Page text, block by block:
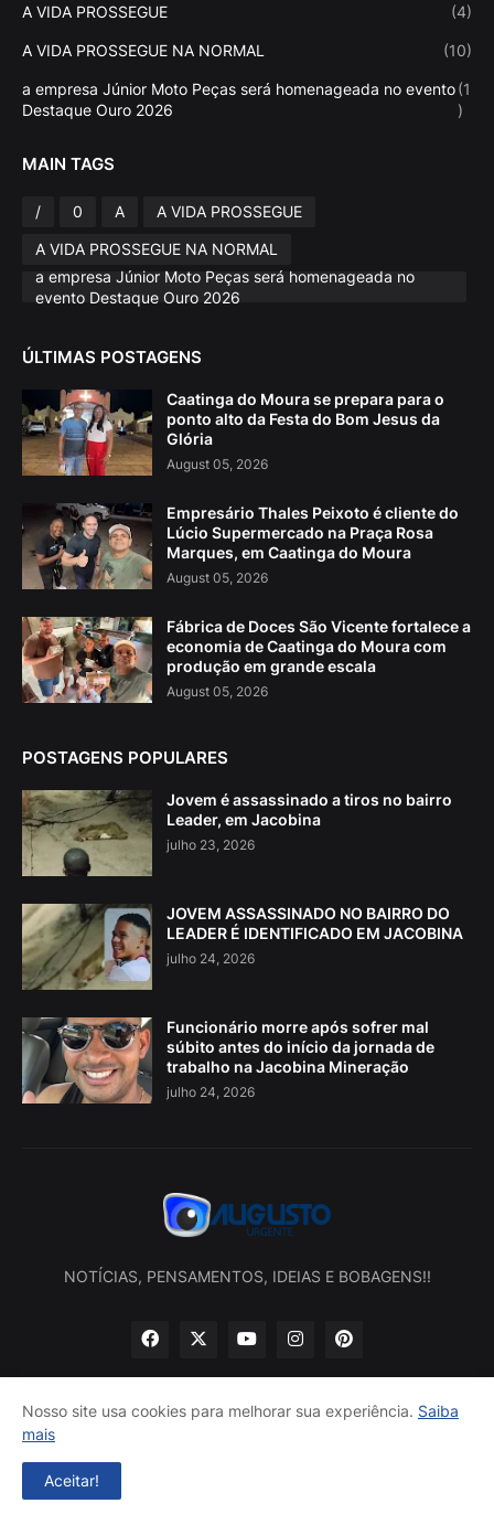
A VIDA PROSSEGUE (4)
A VIDA PROSSEGUE NA NORMAL (10)
a empresa Júnior Moto Peças será homenageada no evento
Destaque Ouro 2026
(1
)
MAIN TAGS
/ 0 A
A VIDA PROSSEGUE
A VIDA PROSSEGUE NA NORMAL
a empresa Júnior Moto Peças será homenageada no
evento Destaque Ouro 2026
ÚLTIMAS POSTAGENS
Caatinga do Moura se prepara para o
ponto alto da Festa do Bom Jesus da
Glória
August 05, 2026
Empresário Thales Peixoto é cliente do
Lúcio Supermercado na Praça Rosa
Marques, em Caatinga do Moura
August 05, 2026
Fábrica de Doces São Vicente fortalece a
economia de Caatinga do Moura com
produção em grande escala
August 05, 2026
POSTAGENS POPULARES
Jovem é assassinado a tiros no bairro
Leader, em Jacobina
julho 23, 2026
JOVEM ASSASSINADO NO BAIRRO DO
LEADER É IDENTIFICADO EM JACOBINA
julho 24, 2026
Funcionário morre após sofrer mal
súbito antes do início da jornada de
trabalho na Jacobina Mineração
julho 24, 2026
NOTÍCIAS, PENSAMENTOS, IDEIAS E BOBAGENS!!
Início
Nosso site usa cookies para melhorar sua experiência. Saiba
mais
Aceitar!